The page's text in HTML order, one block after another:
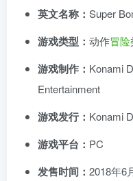
英文名称： Super
游戏类型： 动作冒险
游戏制作： Konami
Entertainment
游戏发行： Konami
游戏平台： PC
发售时间： 2018年6